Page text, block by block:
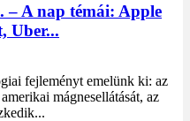
– A nap témái: Apple
Uber...
fejleményt emelünk ki: az
mágnesellátását, az